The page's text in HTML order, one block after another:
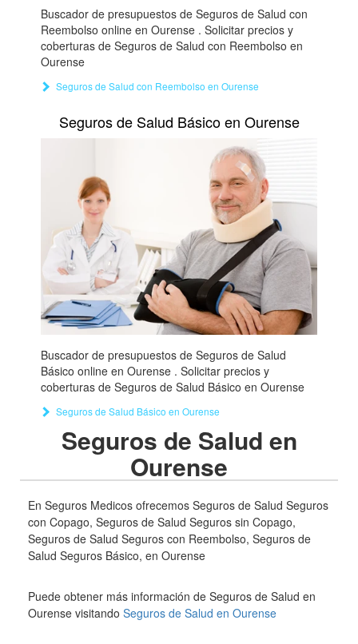
Buscador de presupuestos de Seguros de Salud con
Reembolso online en Ourense . Solicitar precios y
coberturas de Seguros de Salud con Reembolso en
Ourense
Seguros de Salud con Reembolso en Ourense
Seguros de Salud Básico en Ourense
Buscador de presupuestos de Seguros de Salud
Básico online en Ourense . Solicitar precios y
coberturas de Seguros de Salud Básico en Ourense
Seguros de Salud Básico en Ourense
Seguros de Salud en
Ourense
En Seguros Medicos ofrecemos Seguros de Salud Seguros
con Copago, Seguros de Salud Seguros sin Copago,
Seguros de Salud Seguros con Reembolso, Seguros de
Salud Seguros Básico, en Ourense
Puede obtener más información de Seguros de Salud en
Ourense visitando Seguros de Salud en Ourense